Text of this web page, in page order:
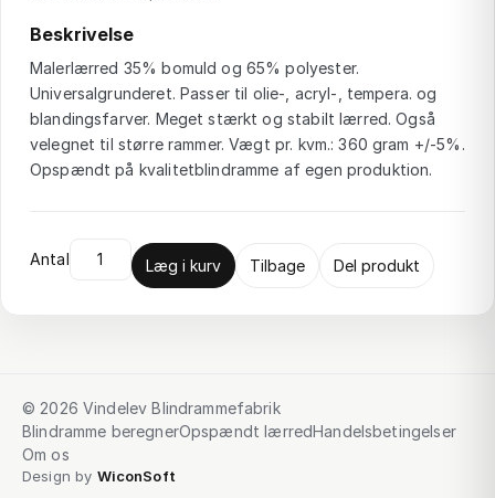
Beskrivelse
Malerlærred 35% bomuld og 65% polyester.
Universalgrunderet. Passer til olie-, acryl-, tempera. og
blandingsfarver. Meget stærkt og stabilt lærred. Også
velegnet til større rammer. Vægt pr. kvm.: 360 gram +/-5%.
Opspændt på kvalitetblindramme af egen produktion.
Antal Læg i kurv Tilbage Del produkt
© 2026 Vindelev Blindrammefabrik
Blindramme beregnerOpspændt lærredHandelsbetingelser
Om os
Design by WiconSoft